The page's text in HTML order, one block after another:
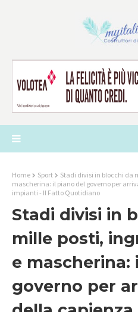
Home Sport
Stadi divisi in blocchi da
mascherina: il piano del governo per
impianti - Il Fatto Quotidiano
Stadi divisi in
mille posti,
e mascherina:
governo per